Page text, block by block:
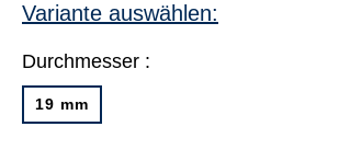
Variante auswählen:
Durchmesser :
19 mm